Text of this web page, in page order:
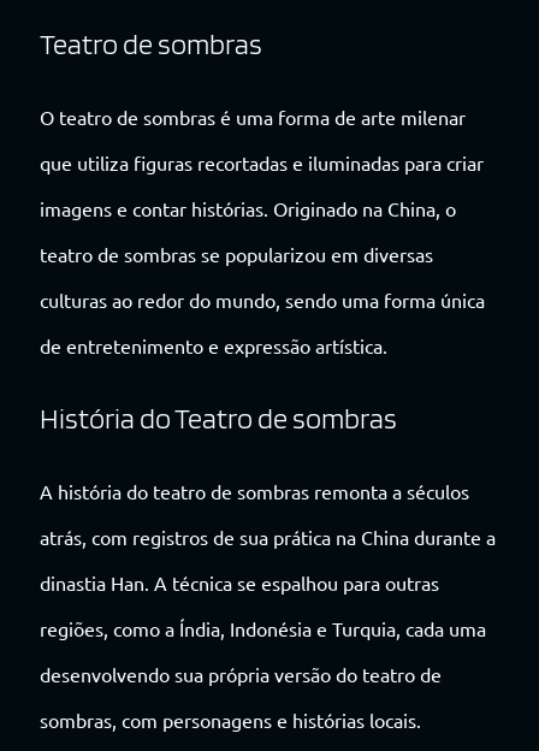
Teatro de sombras
O teatro de sombras é uma forma de arte milenar
que utiliza figuras recortadas e iluminadas para criar
imagens e contar histórias. Originado na China, o
teatro de sombras se popularizou em diversas
culturas ao redor do mundo, sendo uma forma única
de entretenimento e expressão artística.
História do Teatro de sombras
A história do teatro de sombras remonta a séculos
atrás, com registros de sua prática na China durante a
dinastia Han. A técnica se espalhou para outras
regiões, como a Índia, Indonésia e Turquia, cada uma
desenvolvendo sua própria versão do teatro de
sombras, com personagens e histórias locais.